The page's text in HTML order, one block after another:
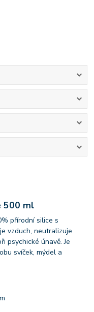
500 ml
přírodní silice s
vzduch, neutralizuje
psychické únavě. Je
svíček, mýdel a